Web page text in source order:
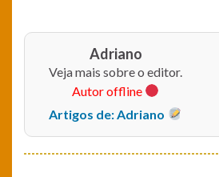
Adriano
Veja mais sobre o editor.
Autor offline
Artigos de: Adriano